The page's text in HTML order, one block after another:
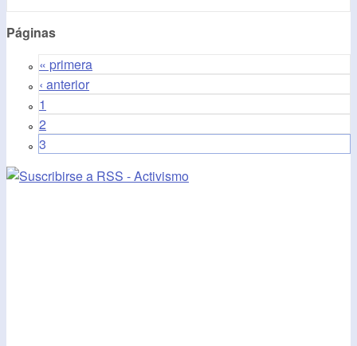
Páginas
« primera
‹ anterior
1
2
3